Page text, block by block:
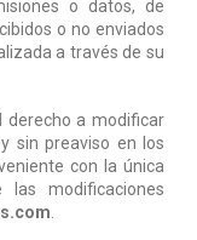
o datos, de
o no enviados
a través de su
derecho a modificar
sin preaviso en los
con la única
modificaciones
.